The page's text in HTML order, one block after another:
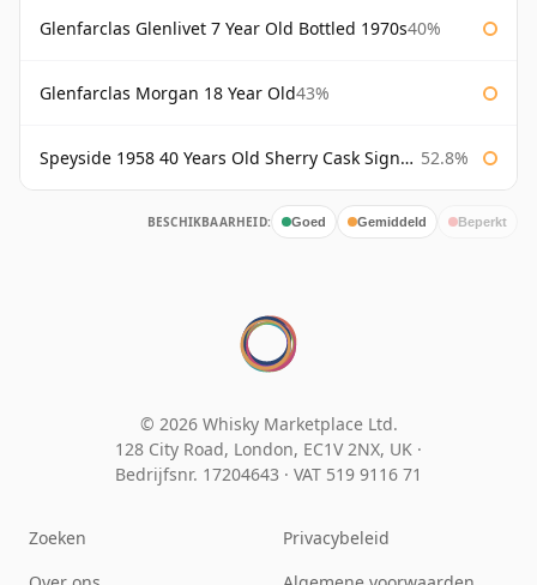
Glenfarclas Glenlivet 7 Year Old Bottled 1970s40%
Glenfarclas Morgan 18 Year Old43%
Speyside 1958 40 Years Old Sherry Cask Signatory 52.8%
BESCHIKBAARHEID: Goed Gemiddeld Beperkt
© 2026 Whisky Marketplace Ltd.
128 City Road, London, EC1V 2NX, UK ·
Bedrijfsnr. 17204643 · VAT 519 9116 71
Zoeken
Privacybeleid